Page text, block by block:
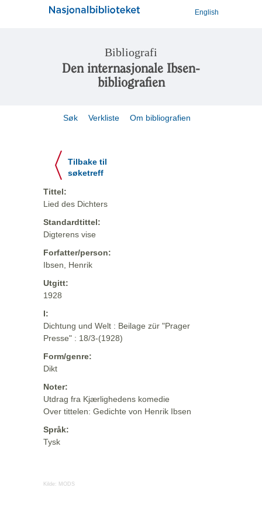
English
Bibliografi
Den internasjonale Ibsen-
bibliografien
Søk Verkliste Om bibliografien
Tilbake til
søketreff
Tittel:
Lied des Dichters
Standardtittel:
Digterens vise
Forfatter/person:
Ibsen, Henrik
Utgitt:
1928
I:
Dichtung und Welt : Beilage zür "Prager
Presse" : 18/3-(1928)
Form/genre:
Dikt
Noter:
Utdrag fra Kjærlighedens komedie
Over tittelen: Gedichte von Henrik Ibsen
Språk:
Tysk
Kilde: MODS